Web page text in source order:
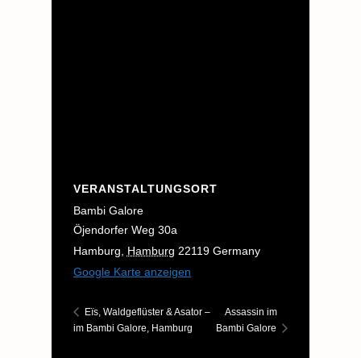
VERANSTALTUNGSORT
Bambi Galore
Öjendorfer Weg 30a
Hamburg
Hamburg 22119 Germany
Google Karte anzeigen
Eïs, Waldgeflüster & Asator –
im Bambi Galore, Hamburg
Assassin im
Bambi Galore